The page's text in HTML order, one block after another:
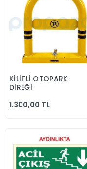
Sepete Ekle
KİLİTLİ OTOPARK
DİREĞİ
1.300,00 TL